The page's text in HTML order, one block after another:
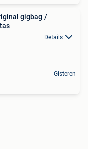
gigbag /
Details
Gisteren